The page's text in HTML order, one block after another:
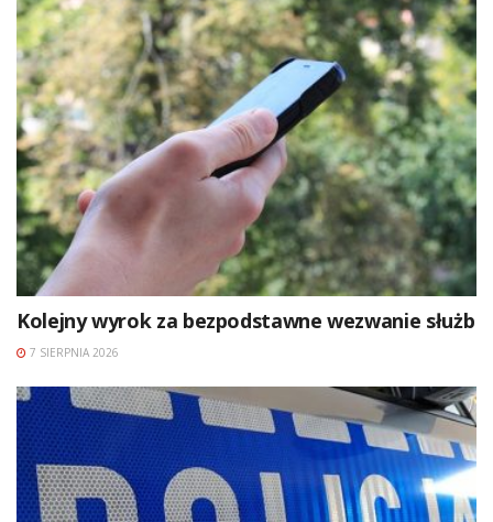
Kolejny wyrok za bezpodstawne wezwanie służb
7 SIERPNIA 2026